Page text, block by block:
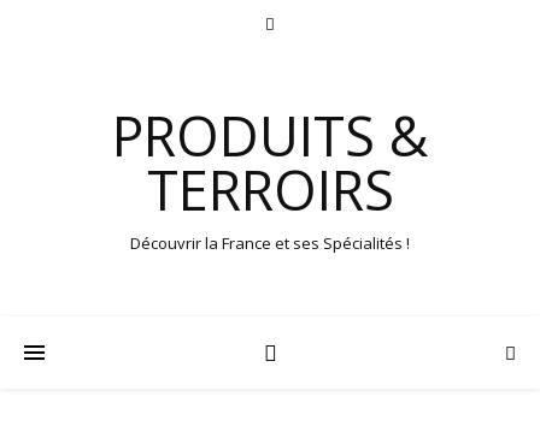
PRODUITS &
TERROIRS
Découvrir la France et ses Spécialités !